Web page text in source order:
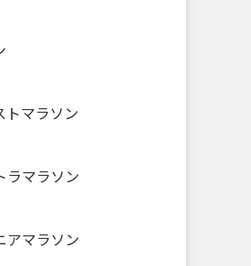
トマラソン
ラマラソン
アマラソン